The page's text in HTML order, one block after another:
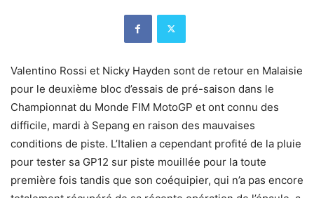
Valentino Rossi et Nicky Hayden sont de retour en Malaisie
pour le deuxième bloc d’essais de pré-saison dans le
Championnat du Monde FIM MotoGP et ont connu des
difficile, mardi à Sepang en raison des mauvaises
conditions de piste. L’Italien a cependant profité de la pluie
pour tester sa GP12 sur piste mouillée pour la toute
première fois tandis que son coéquipier, qui n’a pas encore